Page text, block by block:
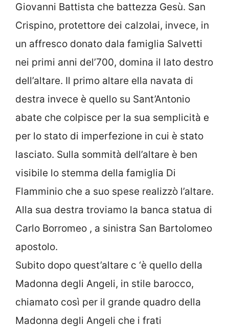
Giovanni Battista che battezza Gesù. San
Crispino, protettore dei calzolai, invece, in
un affresco donato dala famiglia Salvetti
nei primi anni del’700, domina il lato destro
dell’altare. Il primo altare ella navata di
destra invece è quello su Sant’Antonio
abate che colpisce per la sua semplicità e
per lo stato di imperfezione in cui è stato
lasciato. Sulla sommità dell’altare è ben
visibile lo stemma della famiglia Di
Flamminio che a suo spese realizzò l’altare.
Alla sua destra troviamo la banca statua di
Carlo Borromeo , a sinistra San Bartolomeo
apostolo.
Subito dopo quest’altare c ‘è quello della
Madonna degli Angeli, in stile barocco,
chiamato così per il grande quadro della
Madonna degli Angeli che i frati